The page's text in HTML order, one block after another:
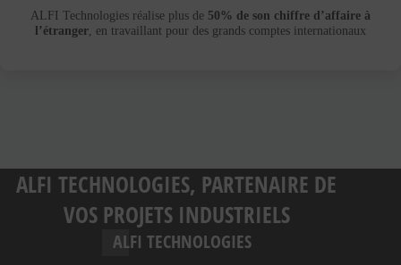
ALFI Technologies réalise plus de 50% de son chiffre d’affaire à
l’étranger , en travaillant pour des grands comptes internationaux
ALFI TECHNOLOGIES, PARTENAIRE DE
VOS PROJETS INDUSTRIELS
ALFI TECHNOLOGIES